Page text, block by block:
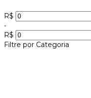
R$
-
R$
Filtre por Categoria